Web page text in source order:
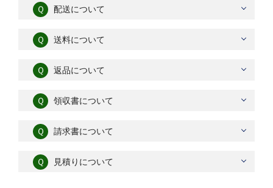
Ｑ 配送について
Ｑ 送料について
Ｑ 返品について
Ｑ 領収書について
Ｑ 請求書について
Ｑ 見積りについて